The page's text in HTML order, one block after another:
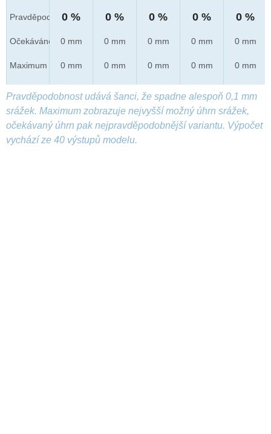
Pravděpod.
Očekáváno
Maximum
0 %
0 mm
0 mm
0 %
0 mm
0 mm
0 %
0 mm
0 mm
0 %
0 mm
0 mm
0 %
0 mm
0 mm
Pravděpodobnost udává šanci, že spadne alespoň 0,1 mm
srážek. Maximum zobrazuje nejvyšší možný úhrn srážek,
očekávaný úhrn pak nejpravděpodobnější variantu. Výpočet
vychází ze 40 výstupů modelu.